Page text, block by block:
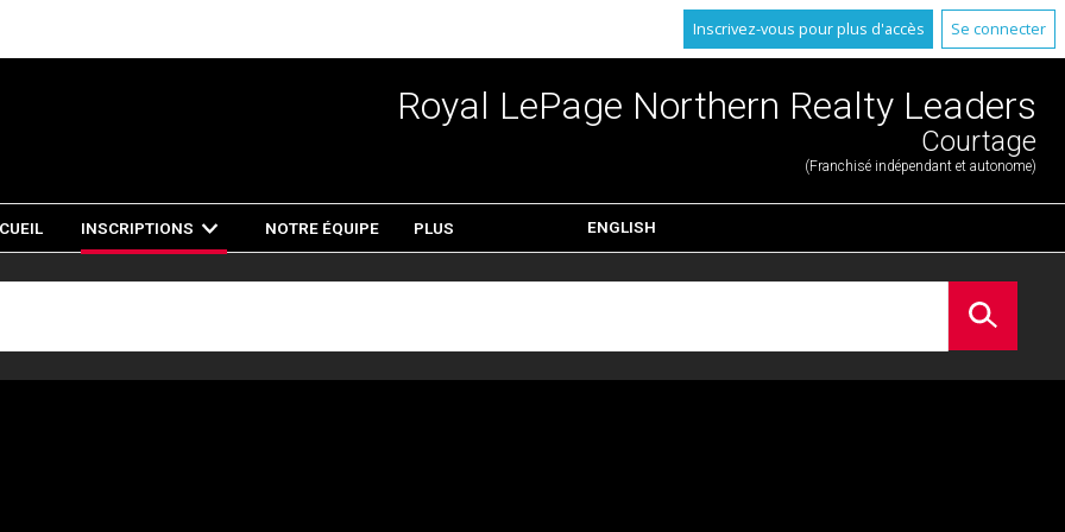
Inscrivez-vous pour plus d'accès Se connecter
Royal LePage Northern Realty Leaders
Courtage
(Franchisé indépendant et autonome)
INSCRIPTIONS NOTRE ÉQUIPE PLUS ENGLISH